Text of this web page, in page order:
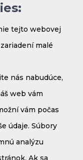
tejto webovej
malé
nás nabudúce,
web vám
vám počas
údaje. Súbory
analýzu
Ak sa